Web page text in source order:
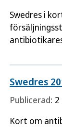
Swedres i
Swedres
Publicerad: 2
Kort om